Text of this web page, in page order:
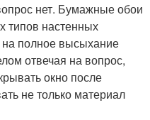
нет. Бумажные обои
типов настенных
полное высыхание
отвечая на вопрос,
окно после
не только материал